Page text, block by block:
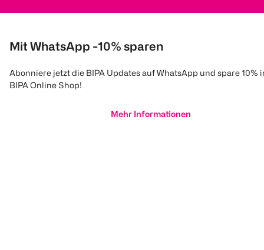
Mit WhatsApp -10% sparen
Abonniere jetzt die BIPA Updates auf WhatsApp und spare 10%
BIPA Online Shop!
Mehr Informationen